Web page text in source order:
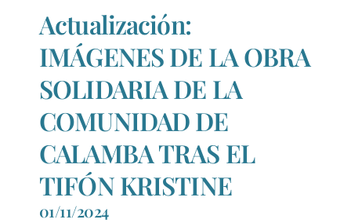
Vocacions
Notícies
Recursos
Contacte
Actualización:
IMÁGENES DE LA OBRA
SOLIDARIA DE LA
COMUNIDAD DE
CALAMBA TRAS EL
TIFÓN KRISTINE
01/11/2024